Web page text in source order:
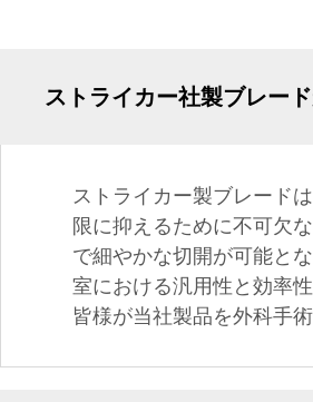
ストライカー社製ブレー
ストライカー製ブレード
限に抑えるために不可欠
で細やかな切開が可能と
室における汎用性と効率
皆様が当社製品を外科手